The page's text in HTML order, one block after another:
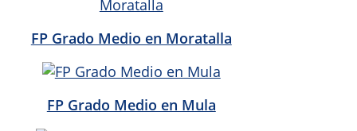
FP Grado Medio en Moratalla
FP Grado Medio en Mula